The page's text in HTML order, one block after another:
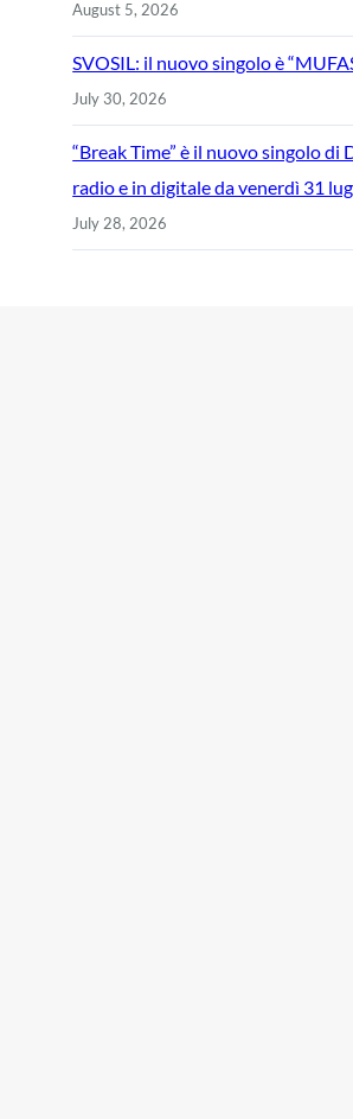
August 5, 2026
SVOSIL: il nuovo singolo è
July 30, 2026
“Break Time” è il nuovo singolo di
radio e in digitale da venerdì 31
July 28, 2026